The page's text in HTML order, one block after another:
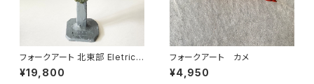
フォークアート 北東部 Eletrici
sta 電気工事士 LUIS ANTO
NIO
¥19,800
フォークアート カメ
¥4,950